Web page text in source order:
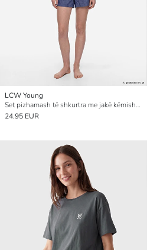
LCW Young
Set pizhamash të shkurtra me jakë këmishë për gra
24.95 EUR